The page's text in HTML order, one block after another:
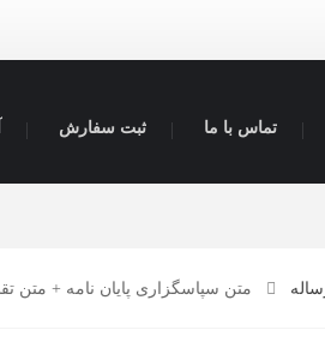
تماس با ما ثبت سفارش
متن سپاسگزاری پایان نامه + متن